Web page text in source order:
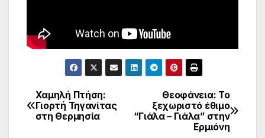
Πλοήγηση
άρθρων
Θεοφάνεια: Το
ξεχωριστό έθιμο
“Γιάλα – Γιάλα” στην
Ερμιόνη
Χαμηλή Πτήση:
Γιορτή Τηγανίτας
στη Θερμησία